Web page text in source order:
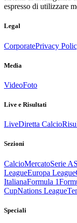
espresso di utilizzare
Legal
CorporatePrivacy
Media
VideoFoto
Live e Risultati
LiveDiretta Calcio
Sezioni
CalcioMercatoSerie A
LeagueEuropa League
ItalianaFormula 1
CupNations League
Speciali